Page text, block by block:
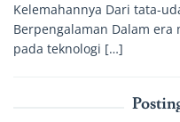
Kelemahannya Dari tata-
Berpengalaman Dalam
pada teknologi […]